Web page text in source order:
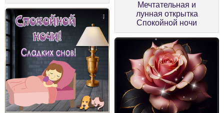
Мечтательная и
лунная открытка
Спокойной ночи